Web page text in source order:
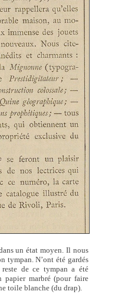
un état moyen. Il nous
tympan. N’ont été gardés
de ce tympan a été
papier marbré (pour faire
toile blanche (du drap).